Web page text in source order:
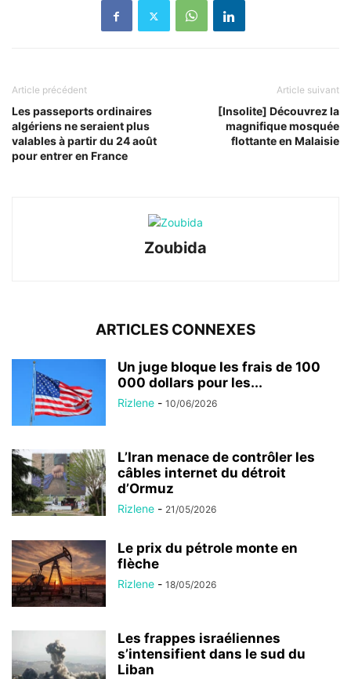
Article précédent
Les passeports ordinaires
algériens ne seraient plus
valables à partir du 24 août
pour entrer en France
Article suivant
[Insolite] Découvrez la
magnifique mosquée
flottante en Malaisie
Zoubida
ARTICLES CONNEXES
Un juge bloque les frais de 100
000 dollars pour les...
Rizlene - 10/06/2026
L’Iran menace de contrôler les
câbles internet du détroit
d’Ormuz
Rizlene - 21/05/2026
Le prix du pétrole monte en
flèche
Rizlene - 18/05/2026
Les frappes israéliennes
s’intensifient dans le sud du
Liban